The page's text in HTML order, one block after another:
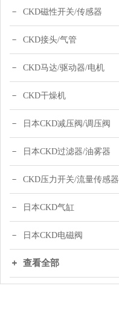
CKD磁性开关/传感器
CKD接头/气管
CKD马达/驱动器/电机
CKD干燥机
日本CKD减压阀/调压阀
日本CKD过滤器/油雾器
CKD压力开关/流量传感器
日本CKD气缸
日本CKD电磁阀
查看全部